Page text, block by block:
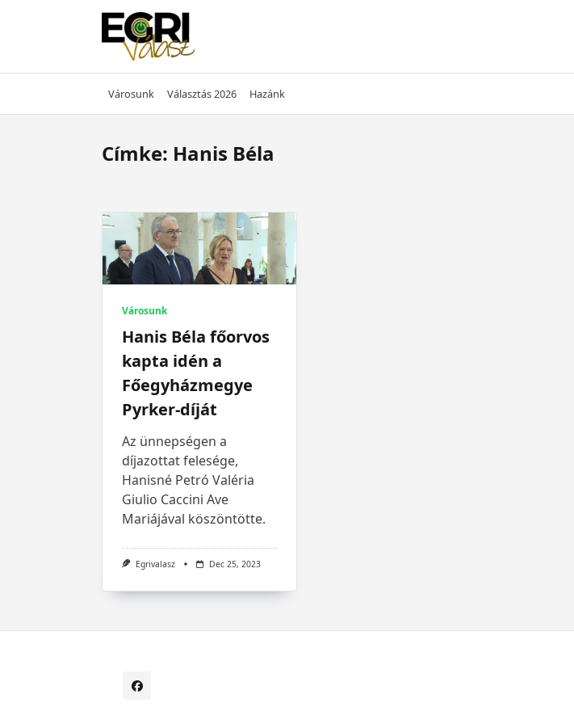
Városunk Választás 2026 Hazánk
Címke: Hanis Béla
Városunk
Hanis Béla főorvos
kapta idén a
Főegyházmegye
Pyrker-díját
Az ünnepségen a
díjazottat felesége,
Hanisné Petró Valéria
Giulio Caccini Ave
Mariájával köszöntötte.
Egrivalasz Dec 25, 2023